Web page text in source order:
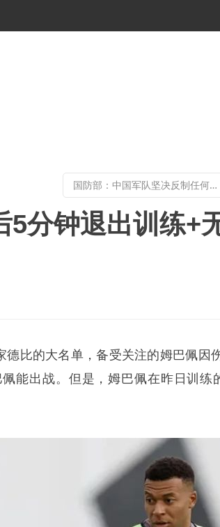
5分钟退出训练+
德比的大名单，备受关注的姆巴佩 因
能出战。但是，姆巴佩在昨日训练